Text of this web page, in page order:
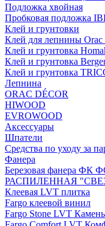
Подложка хвойная
Пробковая подложка
Клей и грунтовки
Клей для лепнины Orac
Клей и грунтовка
Клей и грунтовка
Клей и грунтовка
Лепнина
ORAC DÉCOR
HIWOOD
EVROWOOD
Аксессуары
Шпатели
Средства по уходу за
Фанера
Березовая фанера
РАСПИЛЕННАЯ
Клеевая LVT плитка
Fargo клеевой винил
Fargo Stone LVT Камень